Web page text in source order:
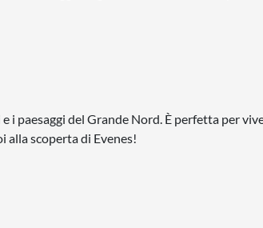
i paesaggi del Grande Nord. È perfetta per
alla scoperta di Evenes!